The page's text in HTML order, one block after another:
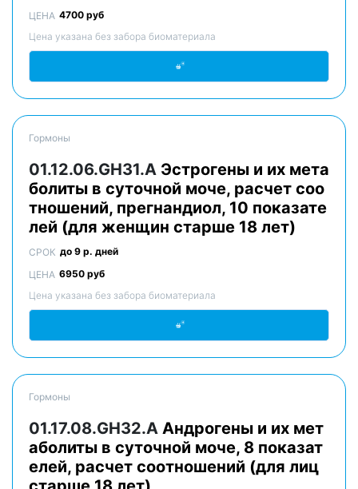
ЦЕНА 4700 руб
Цена указана без забора биоматериала
Гормоны
01.12.06.GH31.A Эстрогены и их мета
болиты в суточной моче, расчет соо
тношений, прегнандиол, 10 показате
лей (для женщин старше 18 лет)
СРОК до 9 р. дней
ЦЕНА 6950 руб
Цена указана без забора биоматериала
Гормоны
01.17.08.GH32.A Андрогены и их мет
аболиты в суточной моче, 8 показат
елей, расчет соотношений (для лиц